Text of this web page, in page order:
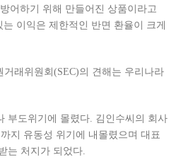
어하기 위해 만들어진 상품이라고
이익은 제한적인 반면 환율이 크게
래위원회(SEC)의 견해는 우리나라
부도위기에 몰렸다. 김인수씨의 회사
지 유동성 위기에 내몰렸으며 대표
는 처지가 되었다.